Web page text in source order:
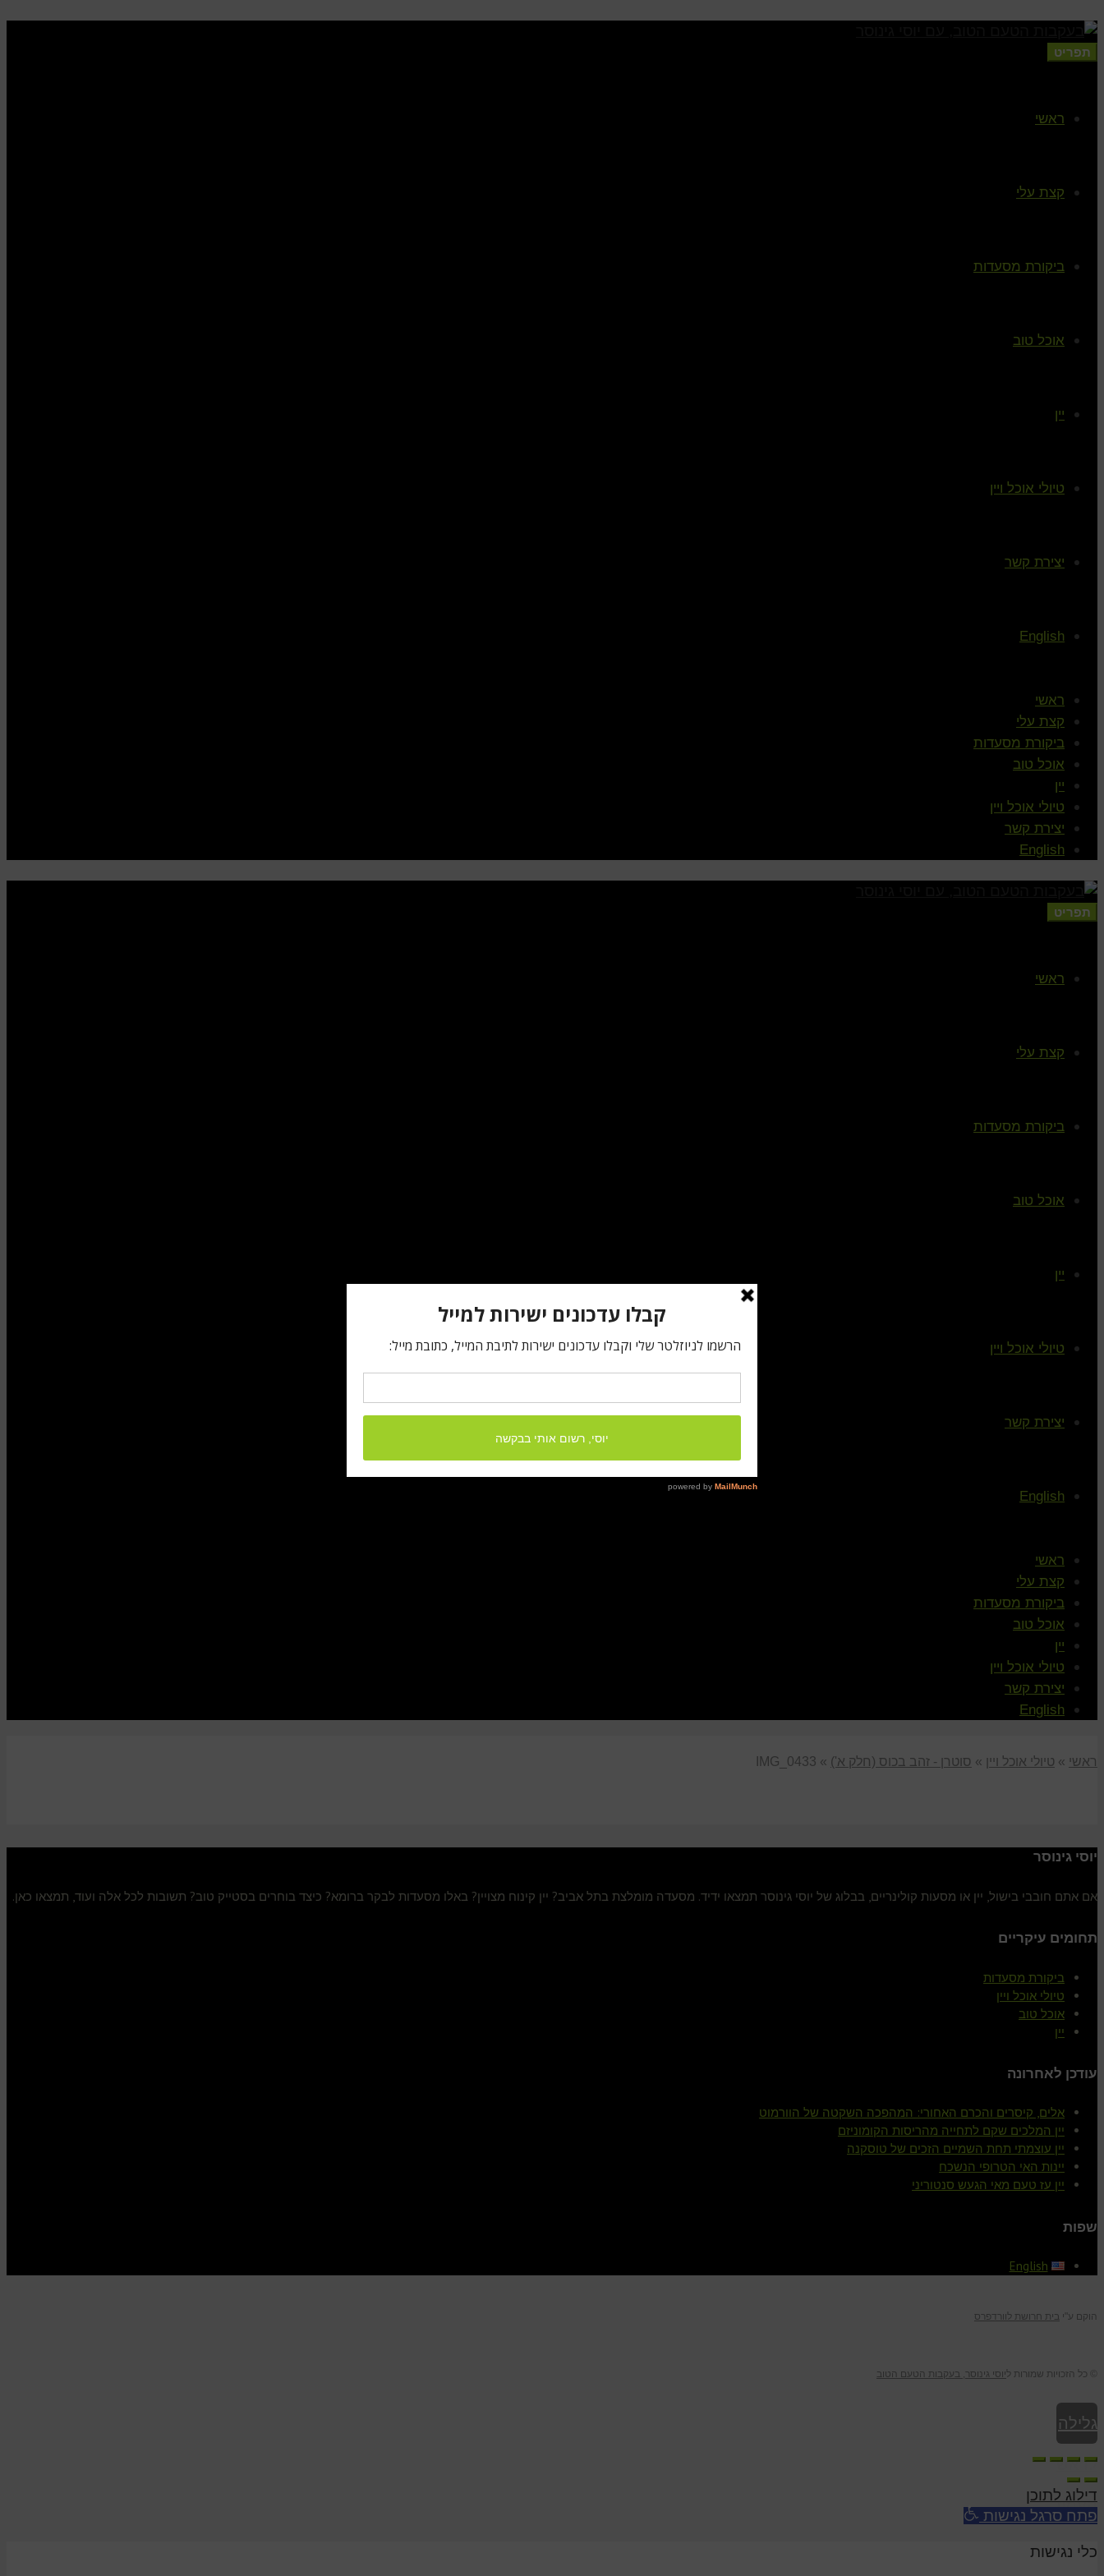
תפריט
ראשי
קצת עלי
ביקורת מסעדות
אוכל טוב
יין
טיולי אוכל ויין
יצירת קשר
English
ראשי
קצת עלי
ביקורת מסעדות
אוכל טוב
יין
טיולי אוכל ויין
יצירת קשר
English
תפריט
ראשי
קצת עלי
ביקורת מסעדות
אוכל טוב
יין
טיולי אוכל ויין
יצירת קשר
English
ראשי
קצת עלי
ביקורת מסעדות
אוכל טוב
יין
טיולי אוכל ויין
יצירת קשר
English
ראשי » טיולי אוכל ויין » סוטרן - זהב בכוס (חלק א') »
IMG_0433
יוסי גינוסר
אם אתם חובבי בישול, יין או מסעות קולינריים, בבלוג של יוסי גינוסר תמצאו ידיד. מסעדה מומלצת בתל אביב? יין קינוח מצויין? באלו מסעדות לבקר ברומא? כיצד בוחרים בסטייק טוב? תשובות לכל אלה ועוד, תמצאו כאן.
תחומים עיקריים
ביקורת מסעדות
טיולי אוכל ויין
אוכל טוב
יין
עודכן לאחרונה
אלים, קיסרים והכרם האחורי: המהפכה השקטה של הוורמוט
יין המלכים שקם לתחייה מהריסות הקומוניזם
יין עוצמתי תחת השמיים הזכים של טוסקנה
יינות האי הטרופי הנשכח
יין עז טעם מאי הגעש סנטוריני
שפות
English
הוקם ע"י בית חרושת לוורדפרס
© כל הזכויות שמורות ליוסי גינוסר, בעקבות הטעם הטוב
גלילה
לראש
העמוד
דילוג לתוכן
פתח סרגל נגישות
כלי נגישות